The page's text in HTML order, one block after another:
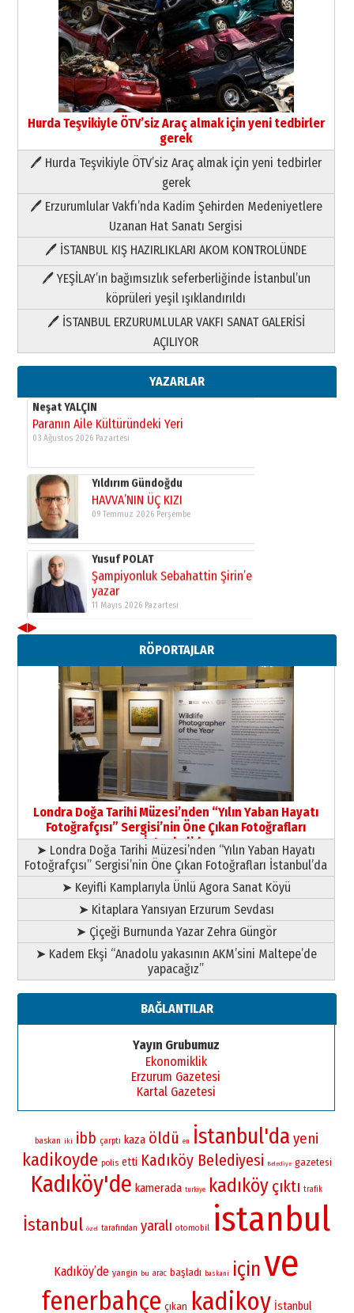
Hurda Teşvikiyle ÖTV’siz Araç almak için yeni tedbirler
gerek
🖊 Hurda Teşvikiyle ÖTV’siz Araç almak için yeni tedbirler
gerek
🖊 Erzurumlular Vakfı’nda Kadim Şehirden Medeniyetlere
Uzanan Hat Sanatı Sergisi
🖊 İSTANBUL KIŞ HAZIRLIKLARI AKOM KONTROLÜNDE
🖊 YEŞİLAY’ın bağımsızlık seferberliğinde İstanbul’un
köprüleri yeşil ışıklandırıldı
🖊 İSTANBUL ERZURUMLULAR VAKFI SANAT GALERİSİ
AÇILIYOR
YAZARLAR
Paranın Aile Kültüründeki Yeri
03 Ağustos 2026 Pazartesi
Yıldırım Gündoğdu
HAVVA’NIN ÜÇ KIZI
09 Temmuz 2026 Perşembe
Yusuf POLAT
Şampiyonluk Sebahattin Şirin’e
11 Mayıs 2026 Pazartesi
Neşat YALÇIN
Paranın Aile Kültüründeki Yeri
03 Ağustos 2026 Pazartesi
Yıldırım Gündoğdu
HAVVA’NIN ÜÇ KIZI
09 Temmuz 2026 Perşembe
Yusuf POLAT
Şampiyonluk Sebahattin Şirin’e
yazar
11 Mayıs 2026 Pazartesi
Neşat YALÇIN
Paranın Aile Kültüründeki Yeri
03 Ağustos 2026 Pazartesi
Yıldırım Gündoğdu
HAVVA’NIN ÜÇ KIZI
09 Temmuz 2026 Perşembe
Yusuf POLAT
Şampiyonluk Sebahattin Şirin’e
yazar
11 Mayıs 2026 Pazartesi
◀▶
RÖPORTAJLAR
Londra Doğa Tarihi Müzesi’nden “Yılın Yaban Hayatı
Fotoğrafçısı” Sergisi’nin Öne Çıkan Fotoğrafları
İstanbul’da
➤ Londra Doğa Tarihi Müzesi’nden “Yılın Yaban Hayatı
Fotoğrafçısı” Sergisi’nin Öne Çıkan Fotoğrafları İstanbul’da
➤ Keyifli Kamplarıyla Ünlü Agora Sanat Köyü
➤ Kitaplara Yansıyan Erzurum Sevdası
➤ Çiçeği Burnunda Yazar Zehra Güngör
➤ Kadem Ekşi “Anadolu yakasının AKM’sini Maltepe’de
yapacağız”
BAĞLANTILAR
Yayın Grubumuz
Ekonomiklik
Erzurum Gazetesi
Kartal Gazetesi
baskan iki ibb çarptı kaza öldü en İstanbul'da yeni
kadikoyde polis etti Kadıköy Belediyesi Belediye gazetesi
Kadıköy'de kamerada turkiye kadıköy çıktı trafik
İstanbul özel tarafından yaralı otomobil istanbul
Kadıköy’de yangin bu arac başladı baskani içinve
fenerbahçe çıkan kadikoy İstanbul